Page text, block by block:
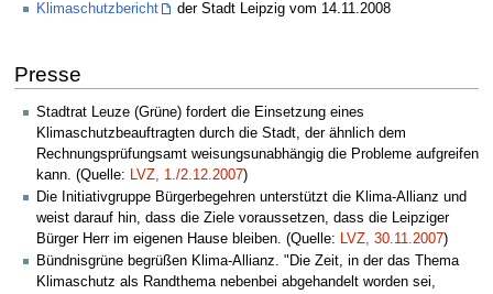
Klimaschutzbericht
der Stadt Leipzig vom 14.11.2008
Presse
Stadtrat Leuze (Grüne) fordert die Einsetzung eines
Klimaschutzbeauftragten durch die Stadt, der ähnlich dem
Rechnungsprüfungsamt weisungsunabhängig die Probleme aufgreifen
kann. (Quelle: LVZ, 1./2.12.2007)
Die Initiativgruppe Bürgerbegehren unterstützt die Klima-Allianz und
weist darauf hin, dass die Ziele voraussetzen, dass die Leipziger
Bürger Herr im eigenen Hause bleiben. (Quelle: LVZ, 30.11.2007)
Bündnisgrüne begrüßen Klima-Allianz. "Die Zeit, in der das Thema
Klimaschutz als Randthema nebenbei abgehandelt worden sei,